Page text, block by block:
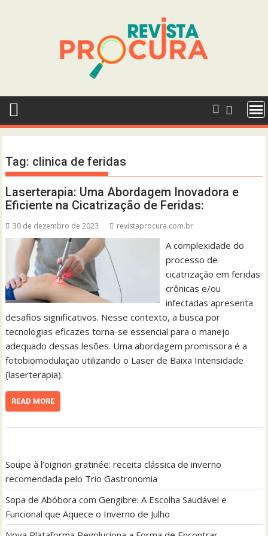
Tag: clinica de feridas
Laserterapia: Uma Abordagem Inovadora e
Eficiente na Cicatrização de Feridas:
30 de dezembro de 2023 revistaprocura.com.br
A complexidade do
processo de
cicatrização em feridas
crônicas e/ou
infectadas apresenta
desafios significativos. Nesse contexto, a busca por
tecnologias eficazes torna-se essencial para o manejo
adequado dessas lesões. Uma abordagem promissora é a
fotobiomodulação utilizando o Laser de Baixa Intensidade
(laserterapia).
READ MORE
Soupe à l’oignon gratinée: receita clássica de inverno
recomendada pelo Trio Gastronomia
Sopa de Abóbora com Gengibre: A Escolha Saudável e
Funcional que Aquece o Inverno de Julho